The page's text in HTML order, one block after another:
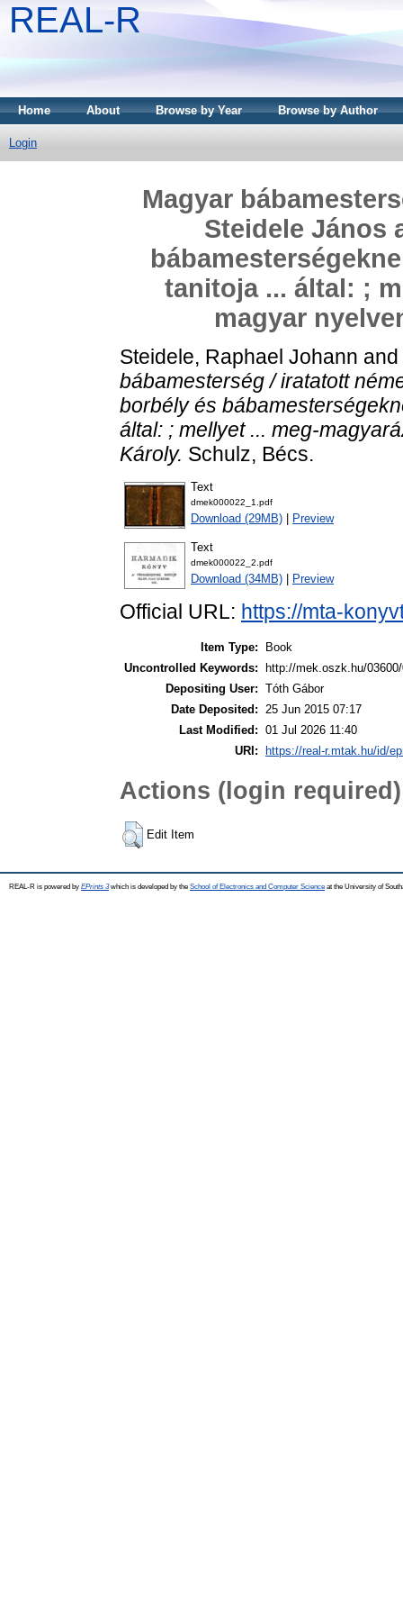
REAL-R
Home About Browse by Year Browse by Author
Login
Magyar
Steidele János
tanitoja ... által: ;
magyar
Steidele, Raphael Johann and
bábamesterség / iratatott
borbély és
által: ; mellyet ... meg-
Károly. Schulz, Bécs.
Text
dmek000022_1.pdf
Download (29MB) Preview
Text
dmek000022_2.pdf
Download (34MB) Preview
Official URL: https://mta-
Item Type:
Book
Uncontrolled Keywords:
http://mek.oszk.hu/
Depositing User: Tóth Gábor
Date Deposited: 25 Jun 2015 07:17
Last Modified: 01 Jul 2026 11:40
URI:
https://real-r.mtak.hu/id/
Actions (login required)
Edit Item
REAL-R is powered by EPrints 3which is developed by the School of Electronics and Computer Science at the University of